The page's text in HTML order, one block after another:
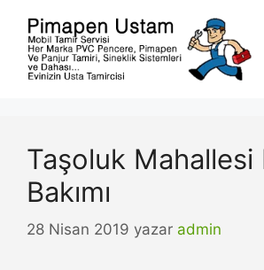
Taşoluk Mahallesi
Bakımı
28 Nisan 2019 yazar admin